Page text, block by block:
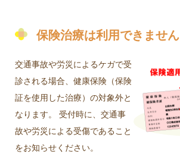
保険治療は利用できません
交通事故や労災によるケガで受
診される場合、健康保険（保険
証を使用した治療）の対象外と
なります。 受付時に、交通事
故や労災による受傷であること
をお知らせください。